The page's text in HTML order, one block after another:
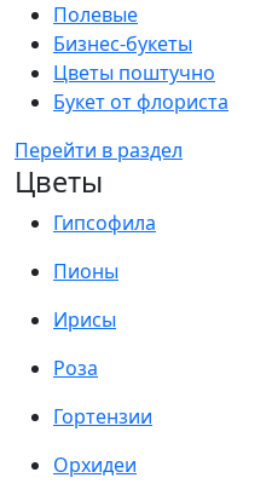
Полевые
Бизнес-букеты
Цветы поштучно
Букет от флориста
Перейти в раздел
Цветы
Гипсофила
Пионы
Ирисы
Роза
Гортензии
Орхидеи